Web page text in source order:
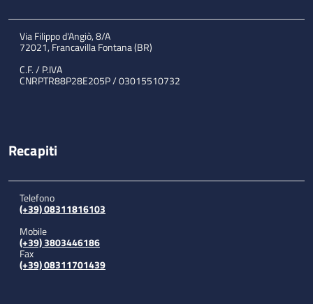
Via Filippo d'Angiò, 8/A
72021, Francavilla Fontana (BR)
C.F. / P.IVA
CNRPTR88P28E205P / 03015510732
Recapiti
Telefono
(+39) 08311816103
Mobile
(+39) 3803446186
Fax
(+39) 08311701439